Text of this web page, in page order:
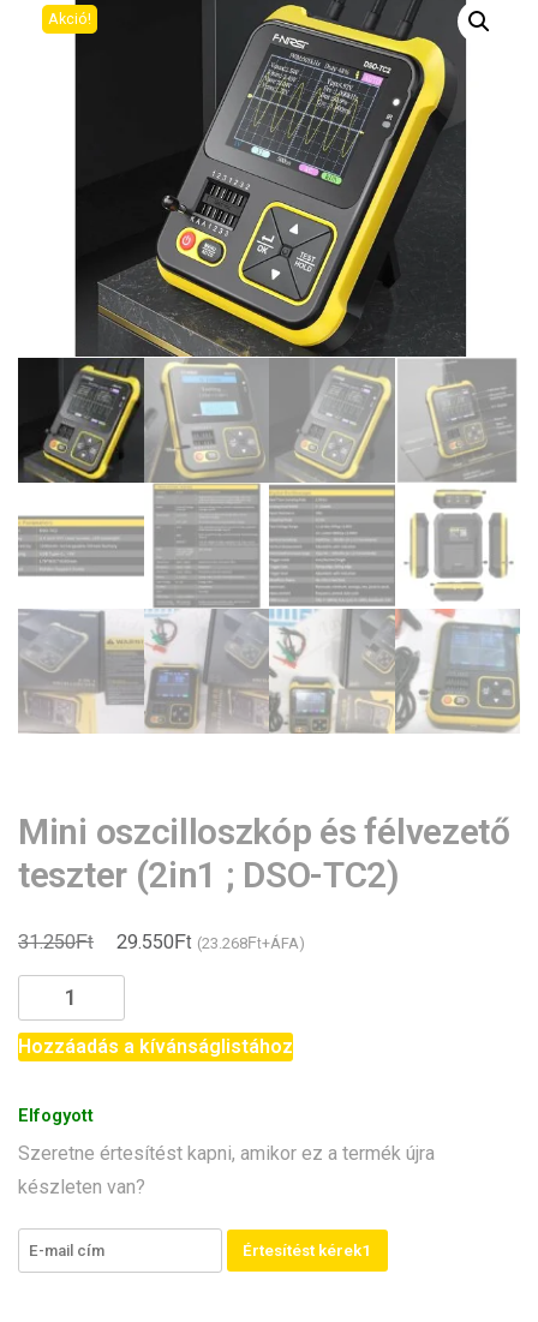
Akció!
Mini oszcilloszkóp és félvezető
teszter (2in1 ; DSO-TC2)
31.250Ft
Original
price
31.250Ft.
29.550Ft Current
29.550Ft.
(23.268Ft+ÁFA)
oszcilloszkóp
és
teszter
(2in1
;
DSO-
mennyiség
Hozzáadás a kívánságlistához
Elfogyott
Szeretne értesítést kapni, amikor ez a termék újra
készleten van?
Értesítést kérek1